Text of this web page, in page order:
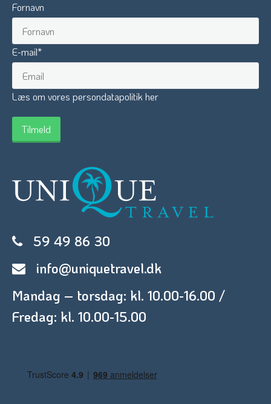
Fornavn
E-mail*
Læs om vores persondatapolitik her
59 49 86 30
info@uniquetravel.dk
Mandag – torsdag: kl. 10.00-16.00 /
Fredag: kl. 10.00-15.00